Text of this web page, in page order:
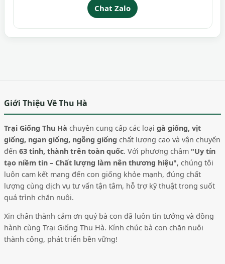
Chat Zalo
Giới Thiệu Về Thu Hà
Trại Giống Thu Hà chuyên cung cấp các loại gà giống, vịt
giống, ngan giống, ngỗng giống chất lượng cao và vận chuyển
đến 63 tỉnh, thành trên toàn quốc. Với phương châm "Uy tín
tạo niềm tin – Chất lượng làm nên thương hiệu", chúng tôi
luôn cam kết mang đến con giống khỏe mạnh, đúng chất
lượng cùng dịch vụ tư vấn tận tâm, hỗ trợ kỹ thuật trong suốt
quá trình chăn nuôi.
Xin chân thành cảm ơn quý bà con đã luôn tin tưởng và đồng
hành cùng Trại Giống Thu Hà. Kính chúc bà con chăn nuôi
thành công, phát triển bền vững!